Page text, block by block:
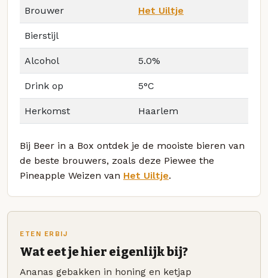
Brouwer Het Uiltje
Bierstijl
Alcohol 5.0%
Drink op 5°C
Herkomst Haarlem
Bij Beer in a Box ontdek je de mooiste bieren van
de beste brouwers, zoals deze Piewee the
Pineapple Weizen van Het Uiltje.
ETEN ERBIJ
Wat eet je hier eigenlijk bij?
Ananas gebakken in honing en ketjap